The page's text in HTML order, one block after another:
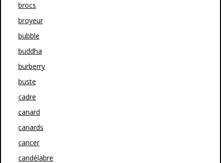
brocs
broyeur
bubble
buddha
burberry
buste
cadre
canard
canards
cancer
candélabre